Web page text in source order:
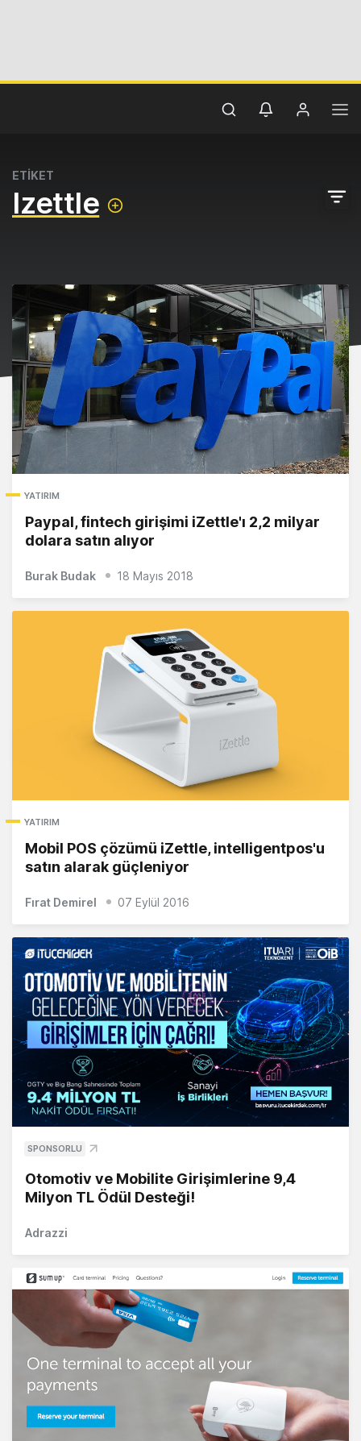
ETİKET
Izettle
YATIRIM
Paypal, fintech girişimi iZettle'ı 2,2 milyar
dolara satın alıyor
Burak Budak 18 Mayıs 2018
YATIRIM
Mobil POS çözümü iZettle, intelligentpos'u
satın alarak güçleniyor
Fırat Demirel 07 Eylül 2016
SPONSORLU
Otomotiv ve Mobilite Girişimlerine 9,4
Milyon TL Ödül Desteği!
Adrazzi